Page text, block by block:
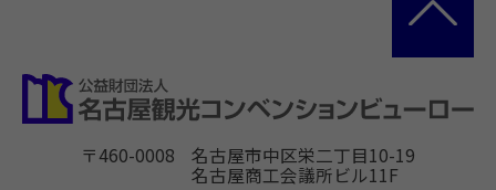
〒460-0008 名古屋市中区栄二丁目10-19
名古屋商工会議所ビル11F